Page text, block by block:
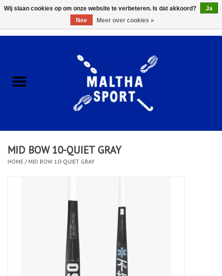
ACCESSOIRES/HARDWARE
KLEDING
CLUBSHOPS
Afspraak Loop Analyse
MID BOW 10-QUIET GRAY
HOME / MID BOW 10-QUIET GRAY
Wij slaan cookies op om onze website te verbeteren. Is dat akkoord?
Ja
Nee
Meer over cookies »